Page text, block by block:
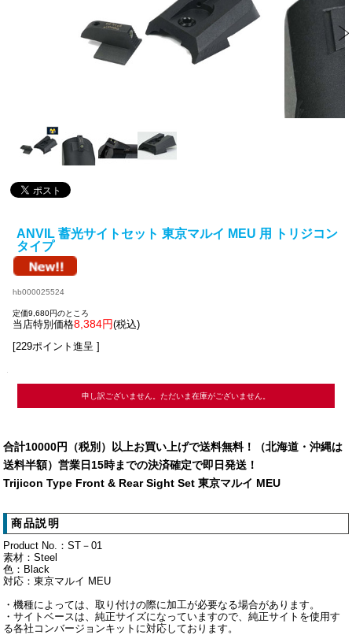
ANVIL 蓄光サイトセット 東京マルイ MEU 用 トリジコン
タイプ
hb000025524
定価9,680円のところ
当店特別価格8,384円(税込)
[229ポイント進呈 ]
申し訳ございません。ただいま在庫がございません。
合計10000円（税別）以上お買い上げで送料無料！（北海道・沖縄は
送料半額）営業日15時までの決済確定で即日発送！
Trijicon Type Front & Rear Sight Set 東京マルイ MEU
商品説明
Product No.：ST－01
素材：Steel
色：Black
対応：東京マルイ MEU
・機種によっては、取り付けの際に加工が必要なる場合があります。
・サイトベースは、純正サイズになっていますので、純正サイトを使用す
る各社コンバージョンキットに対応しております。